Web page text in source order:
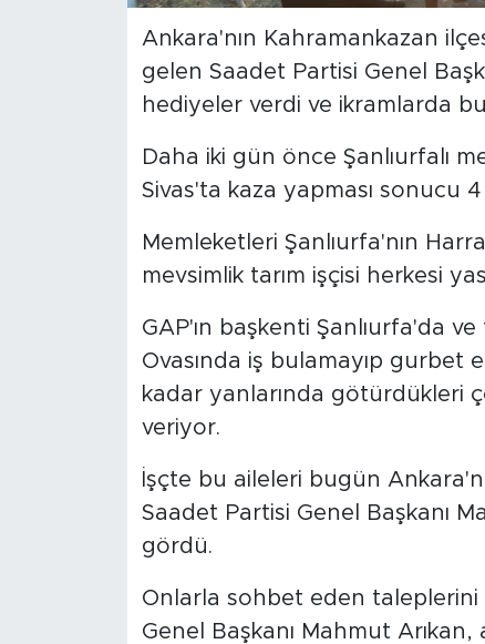
Ankara'nın Kahramankazan
gelen Saadet Partisi Genel
hediyeler verdi ve ikramlarda
Daha iki gün önce Şanlıurfalı
Sivas'ta kaza yapması sonucu 4
Memleketleri Şanlıurfa'nın
mevsimlik tarım işçisi herkesi
GAP'ın başkenti Şanlıurfa'da
Ovasında iş bulamayıp gurbet
kadar yanlarında götürdükleri
veriyor.
İşçte bu aileleri bugün
Saadet Partisi Genel Başkanı
gördü.
Onlarla sohbet eden taleplerini
Genel Başkanı Mahmut